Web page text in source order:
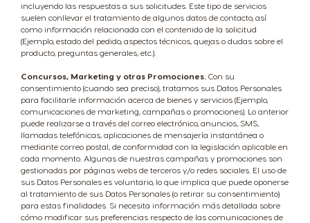
incluyendo las respuestas a sus solicitudes. Este tipo de servicios
suelen conllevar el tratamiento de algunos datos de contacto, así
como información relacionada con el contenido de la solicitud
(Ejemplo, estado del pedido, aspectos técnicos, quejas o dudas sobre el
producto, preguntas generales, etc.).
Concursos, Marketing y otras Promociones. Con su
consentimiento (cuando sea preciso), tratamos sus Datos Personales
para facilitarle información acerca de bienes y servicios (Ejemplo,
comunicaciones de marketing, campañas o promociones). Lo anterior
puede realizarse a través del correo electrónico, anuncios, SMS,
llamadas telefónicas, aplicaciones de mensajería instantánea o
mediante correo postal, de conformidad con la legislación aplicable en
cada momento. Algunas de nuestras campañas y promociones son
gestionadas por páginas webs de terceros y/o redes sociales. El uso de
sus Datos Personales es voluntario, lo que implica que puede oponerse
al tratamiento de sus Datos Personales (o retirar su consentimiento)
para estas finalidades. Si necesita información más detallada sobre
cómo modificar sus preferencias respecto de las comunicaciones de